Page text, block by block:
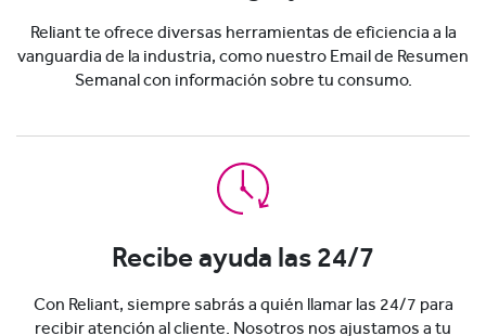
Reliant te ofrece diversas herramientas de eficiencia a la
vanguardia de la industria, como nuestro Email de Resumen
Semanal con información sobre tu consumo.
Recibe ayuda las 24/7
Con Reliant, siempre sabrás a quién llamar las 24/7 para
recibir atención al cliente. Nosotros nos ajustamos a tu